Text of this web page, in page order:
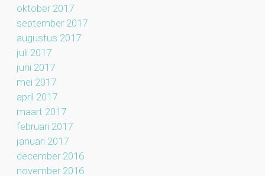
oktober 2017
september 2017
augustus 2017
juli 2017
juni 2017
mei 2017
april 2017
maart 2017
februari 2017
januari 2017
december 2016
november 2016